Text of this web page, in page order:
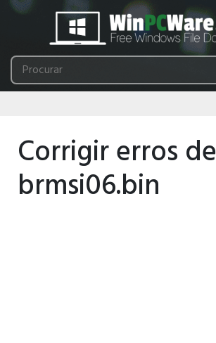
Corrigir erros de
brmsi06.bin